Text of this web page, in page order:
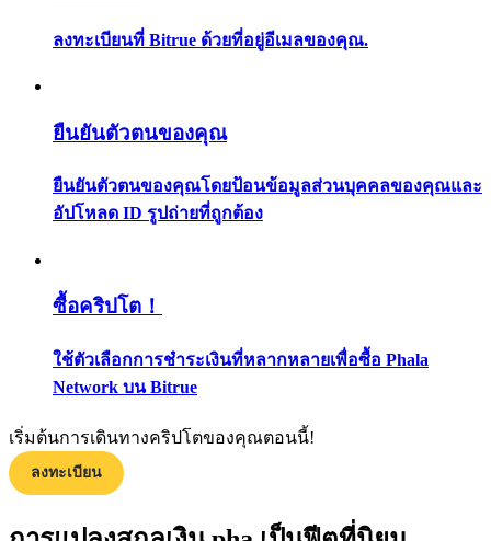
เรียนรู้วิธีการรักษาผลกำไร
ลงทะเบียนที่ Bitrue ด้วยที่อยู่อีเมลของคุณ.
ยืนยันตัวตนของคุณ
ยืนยันตัวตนของคุณโดยป้อนข้อมูลส่วนบุคคลของคุณและ
อัปโหลด ID รูปถ่ายที่ถูกต้อง
ซื้อคริปโต！
ใช้ตัวเลือกการชำระเงินที่หลากหลายเพื่อซื้อ Phala
Network บน Bitrue
เริ่มต้นการเดินทางคริปโตของคุณตอนนี้!
ลงทะเบียน